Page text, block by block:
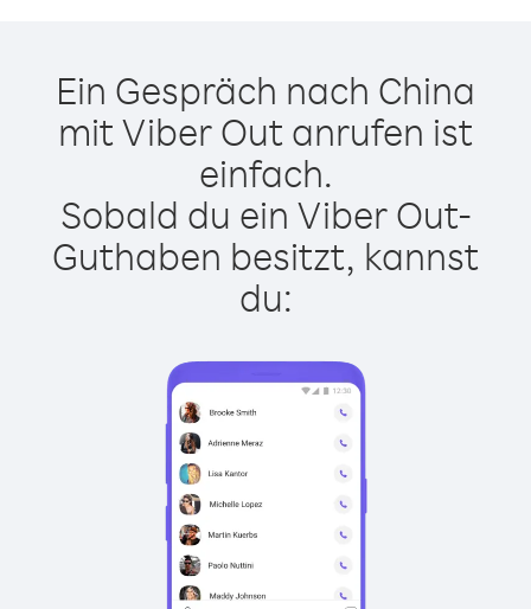
Ein Gespräch nach China
mit Viber Out anrufen ist
einfach.
Sobald du ein Viber Out-
Guthaben besitzt, kannst
du: